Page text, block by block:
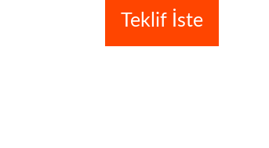
Teklif İste